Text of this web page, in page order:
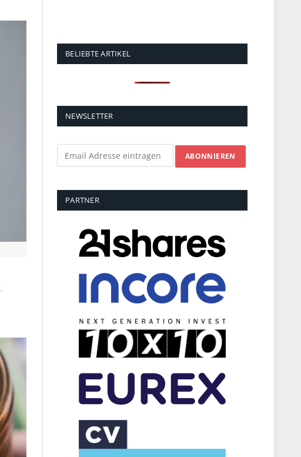
BELIEBTE ARTIKEL
NEWSLETTER
PARTNER